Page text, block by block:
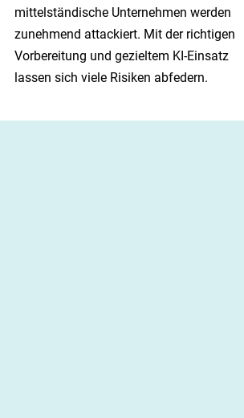
mittelständische Unternehmen werden
zunehmend attackiert. Mit der richtigen
Vorbereitung und gezieltem KI-Einsatz
lassen sich viele Risiken abfedern.